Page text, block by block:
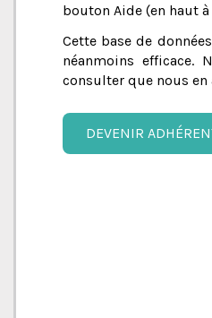
bouton Aide (en haut
Cette base de
néanmoins efficace.
consulter que nous en
DEVENIR